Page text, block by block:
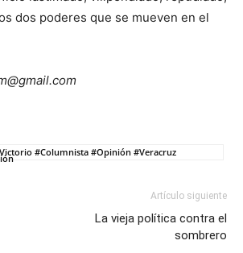
dos poderes que se mueven en el
#Columnista #Opinión #Veracruz
Artículo siguiente
La vieja política contra el
sombrero